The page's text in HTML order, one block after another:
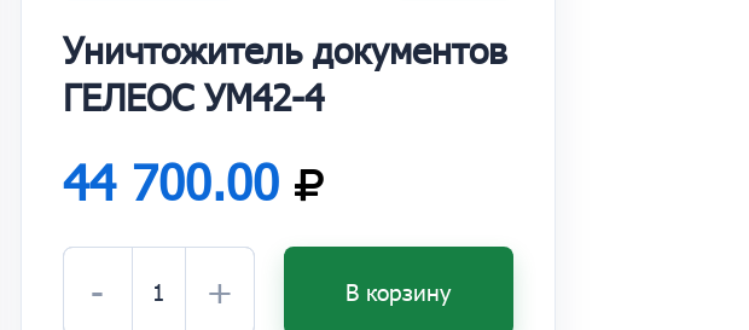
Уничтожитель документов
ГЕЛЕОС УМ42-4
44 700.00
В корзину
- +